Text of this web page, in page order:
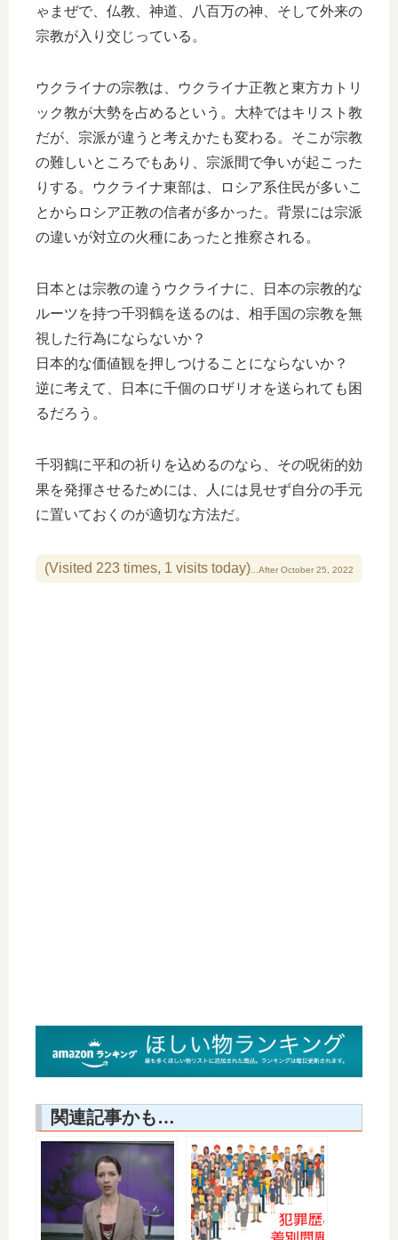
ゃまぜで、仏教、神道、八百万の神、そして外来の
宗教が入り交じっている。
ウクライナの宗教は、ウクライナ正教と東方カトリ
ック教が大勢を占めるという。大枠ではキリスト教
だが、宗派が違うと考えかたも変わる。そこが宗教
の難しいところでもあり、宗派間で争いが起こった
りする。ウクライナ東部は、ロシア系住民が多いこ
とからロシア正教の信者が多かった。背景には宗派
の違いが対立の火種にあったと推察される。
日本とは宗教の違うウクライナに、日本の宗教的な
ルーツを持つ千羽鶴を送るのは、相手国の宗教を無
視した行為にならないか？
日本的な価値観を押しつけることにならないか？
逆に考えて、日本に千個のロザリオを送られても困
るだろう。
千羽鶴に平和の祈りを込めるのなら、その呪術的効
果を発揮させるためには、人には見せず自分の手元
に置いておくのが適切な方法だ。
(Visited 223 times, 1 visits today)
関連記事かも…